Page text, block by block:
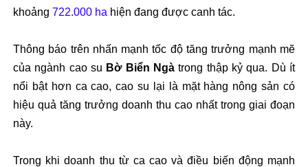
khoảng 722.000 ha hiện đang được canh tác.
Thông báo trên nhấn mạnh tốc độ tăng trưởng mạnh mẽ
của ngành cao su Bờ Biển Ngà trong thập kỷ qua. Dù ít
nổi bật hơn ca cao, cao su lại là mặt hàng nông sản có
hiệu quả tăng trưởng doanh thu cao nhất trong giai đoạn
này.
Trong khi doanh thu từ ca cao và điều biến động mạnh